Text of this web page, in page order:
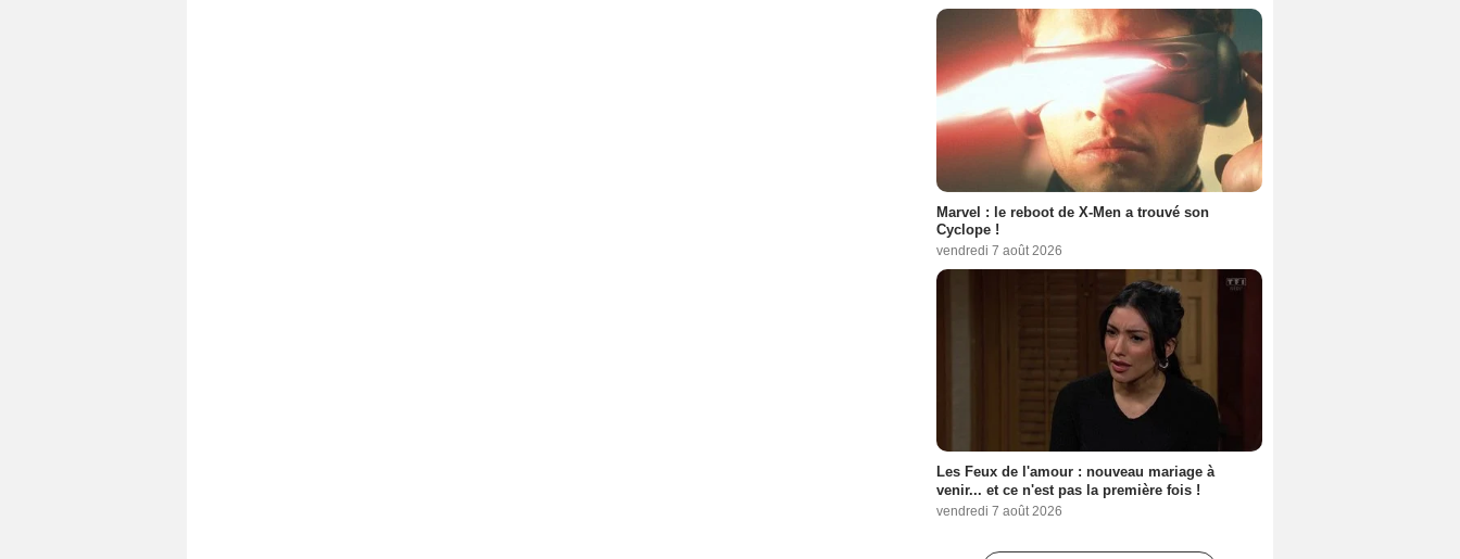
Marvel : le reboot de X-Men a trouvé son
Cyclope !
vendredi 7 août 2026
Les Feux de l'amour : nouveau mariage à
venir... et ce n'est pas la première fois !
vendredi 7 août 2026